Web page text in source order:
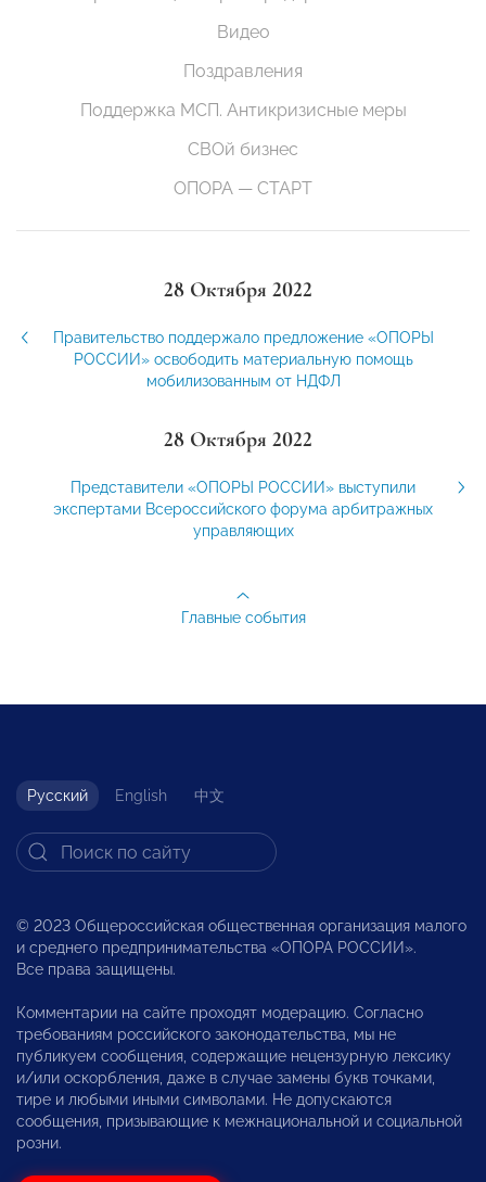
Видео
Поздравления
Поддержка МСП. Антикризисные меры
СВОй бизнес
ОПОРА — СТАРТ
28 Октября 2022
Правительство поддержало предложение «ОПОРЫ
РОССИИ» освободить материальную помощь
мобилизованным от НДФЛ
28 Октября 2022
Представители «ОПОРЫ РОССИИ» выступили
экспертами Всероссийского форума арбитражных
управляющих
Главные события
Русский English 中文
© 2023 Общероссийская общественная организация малого
и среднего предпринимательства «ОПОРА РОССИИ».
Все права защищены.
Комментарии на сайте проходят модерацию. Согласно
требованиям российского законодательства, мы не
публикуем сообщения, содержащие нецензурную лексику
и/или оскорбления, даже в случае замены букв точками,
тире и любыми иными символами. Не допускаются
сообщения, призывающие к межнациональной и социальной
розни.